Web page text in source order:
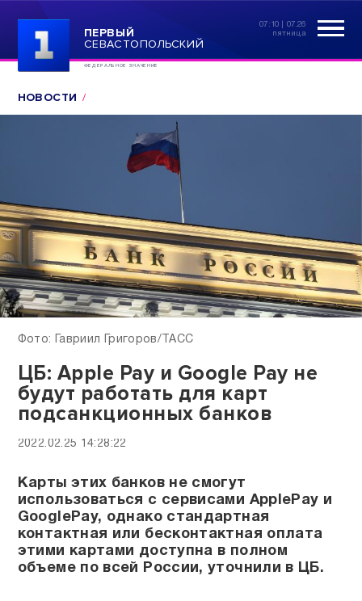
ПЕРВЫЙ
СЕВАСТОПОЛЬСКИЙ
ФЕДЕРАЛЬНОЕ ЗНАЧЕНИЕ
07:10 | 07.26
пятница
НОВОСТИ
Фото: Гавриил Григоров/ТАСС
ЦБ: Apple Pay и Google Pay не
будут работать для карт
подсанкционных банков
2022.02.25 14:28:22
Карты этих банков не смогут
использоваться с сервисами ApplePay и
GooglePay, однако стандартная
контактная или бесконтактная оплата
этими картами доступна в полном
объеме по всей России, уточнили в ЦБ.